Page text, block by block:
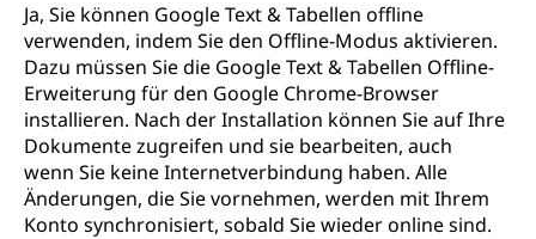
Ja, Sie können Google Text & Tabellen offline
verwenden, indem Sie den Offline-Modus aktivieren.
Dazu müssen Sie die Google Text & Tabellen Offline-
Erweiterung für den Google Chrome-Browser
installieren. Nach der Installation können Sie auf Ihre
Dokumente zugreifen und sie bearbeiten, auch
wenn Sie keine Internetverbindung haben. Alle
Änderungen, die Sie vornehmen, werden mit Ihrem
Konto synchronisiert, sobald Sie wieder online sind.